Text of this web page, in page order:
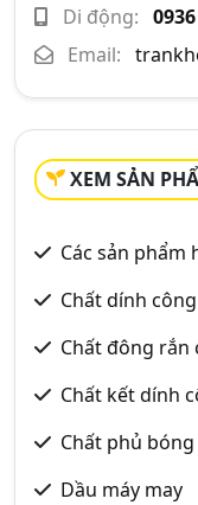
Di động:
Email:
XEM SẢN
Các sản phẩm
Chất dính
Chất đông rắn
Chất kết dính
Chất phủ
Dầu máy may